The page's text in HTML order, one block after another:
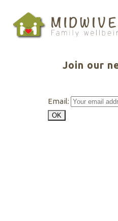
Join our
Email: